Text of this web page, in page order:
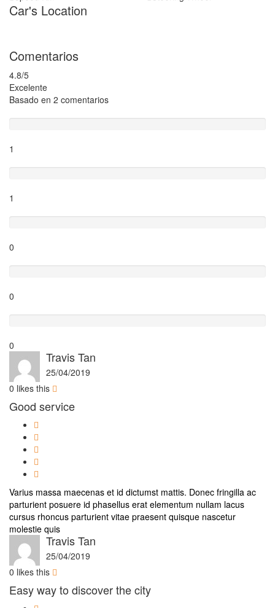
Car's Location
Comentarios
4.8/5
Excelente
Basado en 2 comentarios
1
1
0
0
0
Travis Tan
25/04/2019
0 likes this
Good service
Varius massa maecenas et id dictumst mattis. Donec fringilla ac
parturient posuere id phasellus erat elementum nullam lacus
cursus rhoncus parturient vitae praesent quisque nascetur
molestie quis
Travis Tan
25/04/2019
0 likes this
Easy way to discover the city